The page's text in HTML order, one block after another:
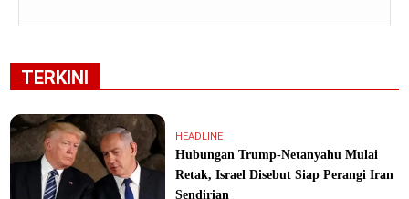
TERKINI
HEADLINE
Hubungan Trump-Netanyahu Mulai
Retak, Israel Disebut Siap Perangi Iran
Sendirian